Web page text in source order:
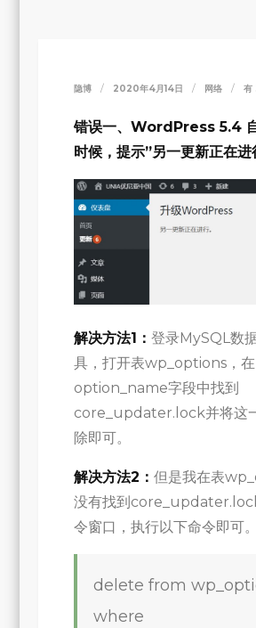
隐博 2020年4月14日 网络
动
升
有
错误一、WordPress 5.4
时候，提示”另一更新正在进
解决方法1： 登录MySQL数
具，打开表wp_options，在
option_name字段中找到
core_updater.lock并将这
除即可。
解决方法2： 但是我在表
没有找到
令窗口，执行以下命令即可。
delete from
where